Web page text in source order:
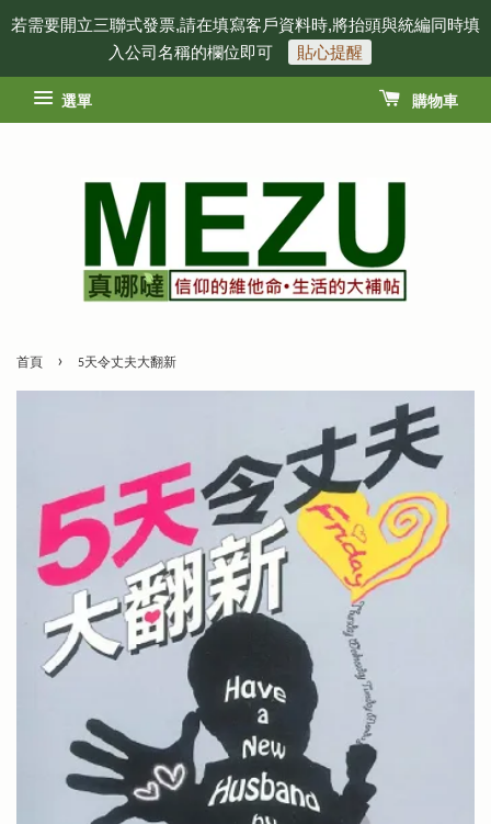
若需要開立三聯式發票,請在填寫客戶資料時,將抬頭與統編同時填
入公司名稱的欄位即可
貼心提醒
選單 購物車
首頁 › 5天令丈夫大翻新